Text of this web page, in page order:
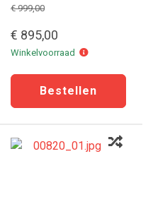
€ 999,00
€ 895,00
Winkelvoorraad Winkelvoorraad